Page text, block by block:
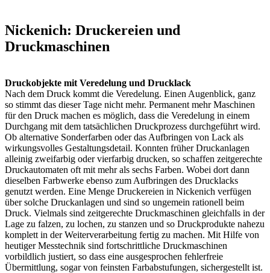
Nickenich: Druckereien und
Druckmaschinen
Druckobjekte mit Veredelung und Drucklack
Nach dem Druck kommt die Veredelung. Einen Augenblick, ganz
so stimmt das dieser Tage nicht mehr. Permanent mehr Maschinen
für den Druck machen es möglich, dass die Veredelung in einem
Durchgang mit dem tatsächlichen Druckprozess durchgeführt wird.
Ob alternative Sonderfarben oder das Aufbringen von Lack als
wirkungsvolles Gestaltungsdetail. Konnten früher Druckanlagen
alleinig zweifarbig oder vierfarbig drucken, so schaffen zeitgerechte
Druckautomaten oft mit mehr als sechs Farben. Wobei dort dann
dieselben Farbwerke ebenso zum Aufbringen des Drucklacks
genutzt werden. Eine Menge Druckereien in Nickenich verfügen
über solche Druckanlagen und sind so ungemein rationell beim
Druck. Vielmals sind zeitgerechte Druckmaschinen gleichfalls in der
Lage zu falzen, zu lochen, zu stanzen und so Druckprodukte nahezu
komplett in der Weiterverarbeitung fertig zu machen. Mit Hilfe von
heutiger Messtechnik sind fortschrittliche Druckmaschinen
vorbildlich justiert, so dass eine ausgesprochen fehlerfreie
Übermittlung, sogar von feinsten Farbabstufungen, sichergestellt ist.